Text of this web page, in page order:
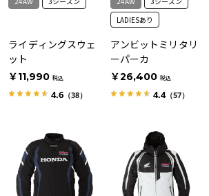
ライディングスウェ
ット
￥11,990 税込
4.6 （38）
LADIESあり
アンビットミリタリ
ーパーカ
￥26,400 税込
4.4（57）